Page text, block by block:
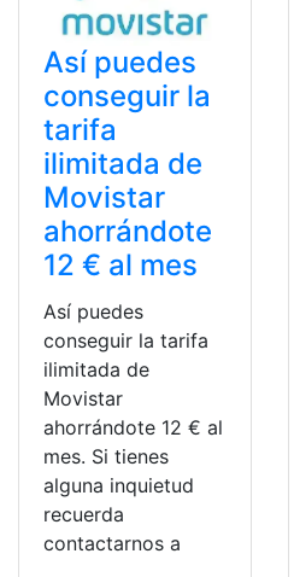
Así puedes
conseguir la
tarifa
ilimitada de
Movistar
ahorrándote
12 € al mes
Así puedes
conseguir la tarifa
ilimitada de
Movistar
ahorrándote 12 € al
mes. Si tienes
alguna inquietud
recuerda
contactarnos a